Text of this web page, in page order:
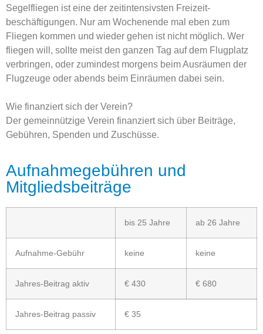
Segelfliegen ist eine der zeitintensivsten Freizeit­
beschäftigungen. Nur am Wochenende mal eben zum
Fliegen kommen und wieder gehen ist nicht möglich. Wer
fliegen will, sollte meist den ganzen Tag auf dem Flugplatz
verbringen, oder zumindest morgens beim Ausräumen der
Flugzeuge oder abends beim Einräumen dabei sein.
Wie finanziert sich der Verein?
Der gemeinnützige Verein finanziert sich über Beiträge,
Gebühren, Spenden und Zuschüsse.
Aufnahmegebühren und
Mitgliedsbeiträge
bis 25 Jahre ab 26 Jahre
Aufnahme-Gebühr keine keine
Jahres-Beitrag aktiv € 430 € 680
Jahres-Beitrag passiv € 35